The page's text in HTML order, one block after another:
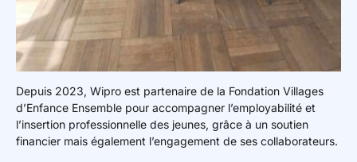
Depuis 2023, Wipro est partenaire de la Fondation Villages
d’Enfance Ensemble pour accompagner l’employabilité et
l’insertion professionnelle des jeunes, grâce à un soutien
financier mais également l’engagement de ses collaborateurs.